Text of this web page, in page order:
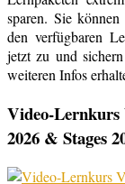
sparen. Sie
den verfügbaren
jetzt zu und
weiteren Infos
Video-Lernkurs
2026 & Stages